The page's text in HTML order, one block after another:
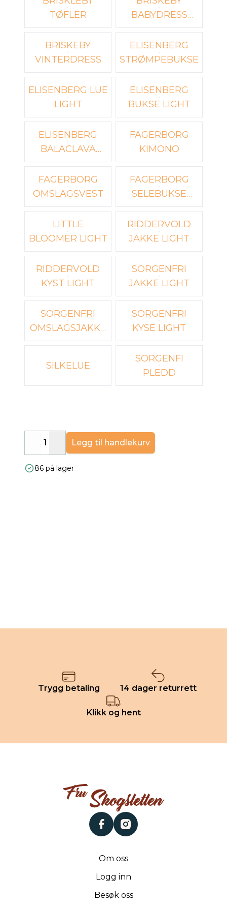
TØFLER
BABYDRESS
LIGHT
BRISKEBY
VINTERDRESS
ELISENBERG
STRØMPEBUKSE
ELISENBERG LUE
LIGHT
ELISENBERG
BUKSE LIGHT
ELISENBERG
BALACLAVA
LIGHT
FAGERBORG
KIMONO
FAGERBORG
OMSLAGSVEST
FAGERBORG
SELEBUKSE
LIGHT
LITTLE
BLOOMER LIGHT
RIDDERVOLD
JAKKE LIGHT
RIDDERVOLD
KYST LIGHT
SORGENFRI
JAKKE LIGHT
SORGENFRI
OMSLAGSJAKKE
LIGHT
SORGENFRI
KYSE LIGHT
SILKELUE
SORGENFI
PLEDD
DecreaseIncrease
Legg til handlekurv
86 på lager
Trygg betaling 14 dager returrett
Klikk og hent
facebookinstagram
Om oss
Logg inn
Besøk oss